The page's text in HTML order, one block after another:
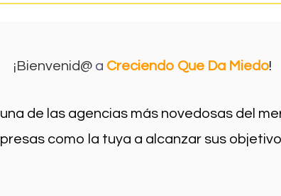
¡Bienvenid@ a Creciendo Que Da Miedo!
de las agencias más novedosas del
como la tuya a alcanzar sus